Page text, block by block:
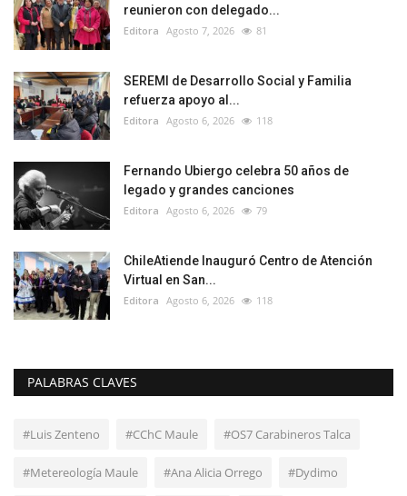
reunieron con delegado...
Editora Agosto 7, 2026 81
SEREMI de Desarrollo Social y Familia
refuerza apoyo al...
Editora Agosto 6, 2026 118
Fernando Ubiergo celebra 50 años de
legado y grandes canciones
Editora Agosto 6, 2026 79
ChileAtiende Inauguró Centro de Atención
Virtual en San...
Editora Agosto 6, 2026 118
PALABRAS CLAVES
#Luis Zenteno #CChC Maule #OS7 Carabineros Talca
#Metereología Maule #Ana Alicia Orrego #Dydimo